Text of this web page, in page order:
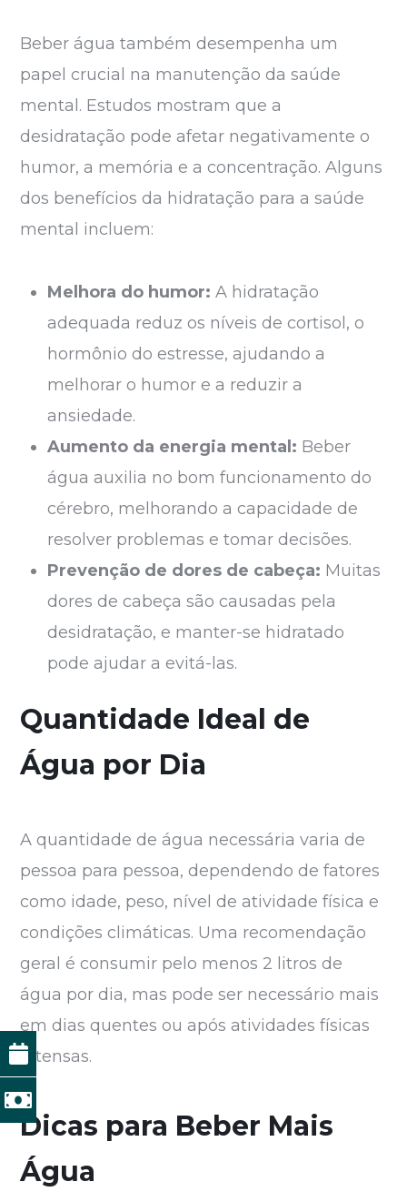
Beber água também desempenha um
papel crucial na manutenção da saúde
mental. Estudos mostram que a
desidratação pode afetar negativamente o
humor, a memória e a concentração. Alguns
dos benefícios da hidratação para a saúde
mental incluem:
Melhora do humor: A hidratação
adequada reduz os níveis de cortisol, o
hormônio do estresse, ajudando a
melhorar o humor e a reduzir a
ansiedade.
Aumento da energia mental: Beber
água auxilia no bom funcionamento do
cérebro, melhorando a capacidade de
resolver problemas e tomar decisões.
Prevenção de dores de cabeça: Muitas
dores de cabeça são causadas pela
desidratação, e manter-se hidratado
pode ajudar a evitá-las.
Quantidade Ideal de
Água por Dia
A quantidade de água necessária varia de
pessoa para pessoa, dependendo de fatores
como idade, peso, nível de atividade física e
condições climáticas. Uma recomendação
geral é consumir pelo menos 2 litros de
água por dia, mas pode ser necessário mais
em dias quentes ou após atividades físicas
intensas.
Dicas para Beber Mais
Água